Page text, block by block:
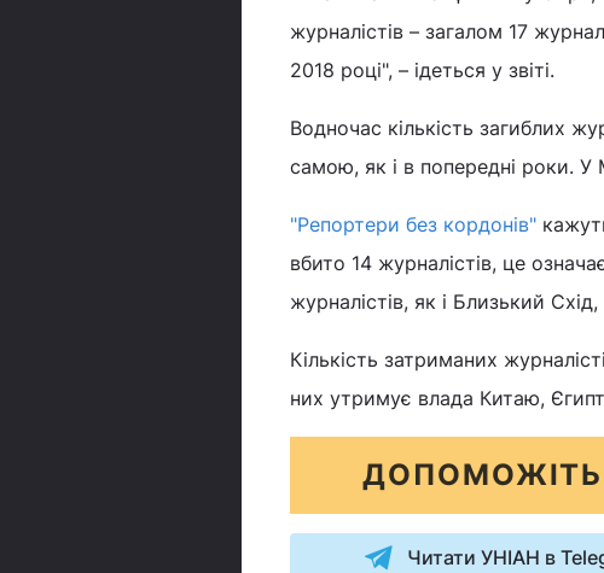
журналістів – загалом 17
2018 році", – ідеться у звіті.
Водночас кількість загиблих
самою, як і в попередні роки. У
"Репортери без кордонів"
вбито 14 журналістів, це
журналістів, як і Близький
Кількість затриманих
них утримує влада Китаю,
Читати УНІАН в